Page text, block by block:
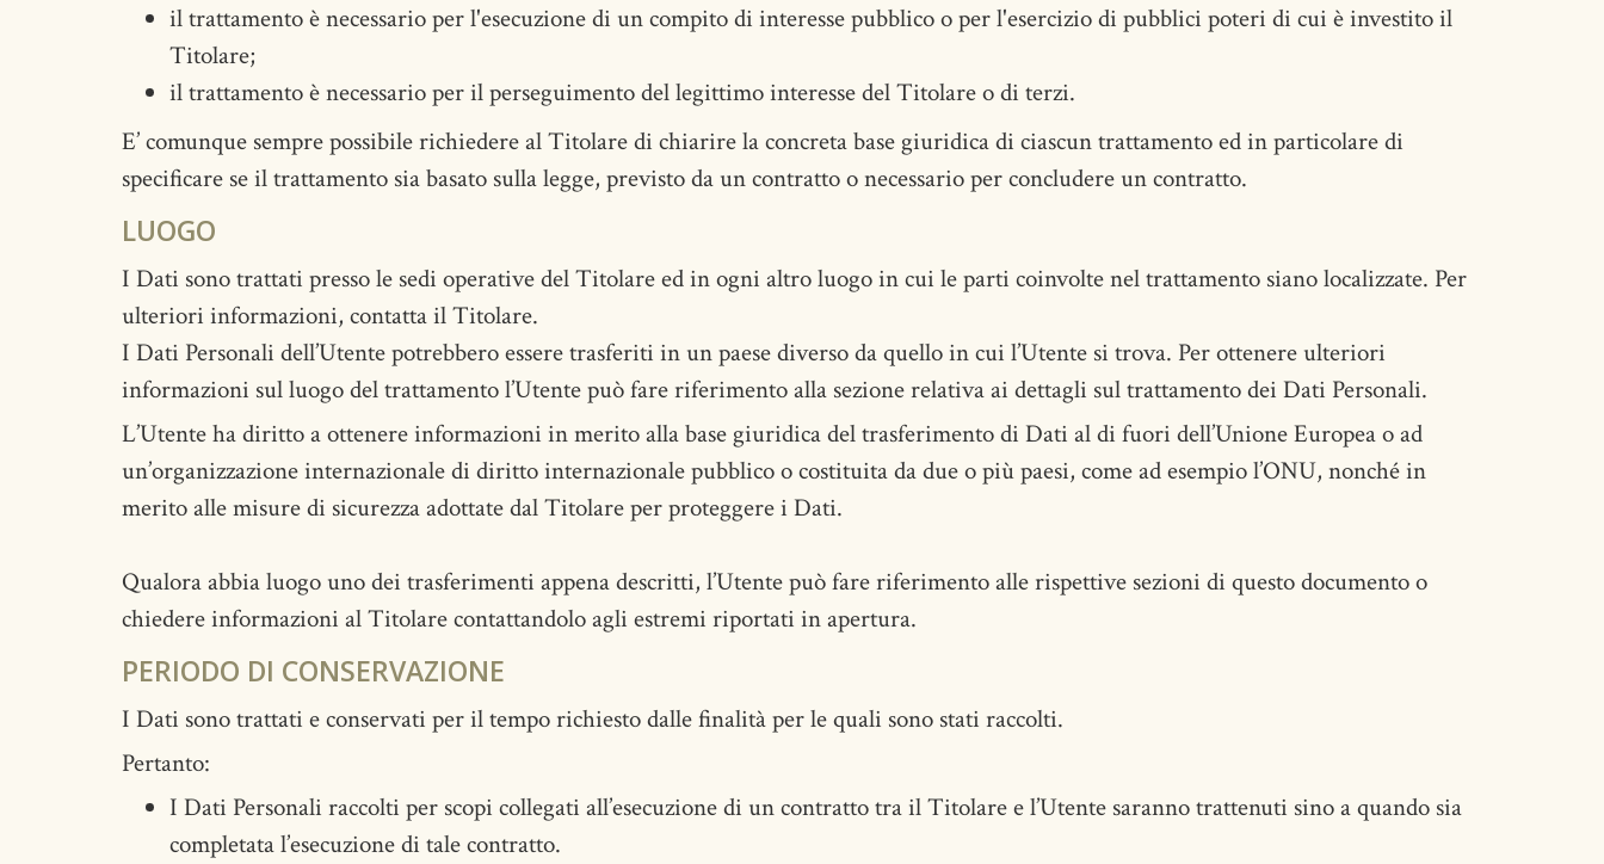
il trattamento è necessario per l'esecuzione di un compito di interesse pubblico o per l'esercizio di pubblici poteri di cui è investito il
Titolare;
il trattamento è necessario per il perseguimento del legittimo interesse del Titolare o di terzi.
E’ comunque sempre possibile richiedere al Titolare di chiarire la concreta base giuridica di ciascun trattamento ed in particolare di
specificare se il trattamento sia basato sulla legge, previsto da un contratto o necessario per concludere un contratto.
LUOGO
I Dati sono trattati presso le sedi operative del Titolare ed in ogni altro luogo in cui le parti coinvolte nel trattamento siano localizzate. Per
ulteriori informazioni, contatta il Titolare.
I Dati Personali dell’Utente potrebbero essere trasferiti in un paese diverso da quello in cui l’Utente si trova. Per ottenere ulteriori
informazioni sul luogo del trattamento l’Utente può fare riferimento alla sezione relativa ai dettagli sul trattamento dei Dati Personali.
L’Utente ha diritto a ottenere informazioni in merito alla base giuridica del trasferimento di Dati al di fuori dell’Unione Europea o ad
un’organizzazione internazionale di diritto internazionale pubblico o costituita da due o più paesi, come ad esempio l’ONU, nonché in
merito alle misure di sicurezza adottate dal Titolare per proteggere i Dati.
Qualora abbia luogo uno dei trasferimenti appena descritti, l’Utente può fare riferimento alle rispettive sezioni di questo documento o
chiedere informazioni al Titolare contattandolo agli estremi riportati in apertura.
PERIODO DI CONSERVAZIONE
I Dati sono trattati e conservati per il tempo richiesto dalle finalità per le quali sono stati raccolti.
Pertanto:
I Dati Personali raccolti per scopi collegati all’esecuzione di un contratto tra il Titolare e l’Utente saranno trattenuti sino a quando sia
completata l’esecuzione di tale contratto.